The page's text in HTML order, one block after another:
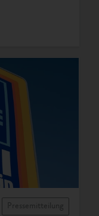
Pressemitteilung